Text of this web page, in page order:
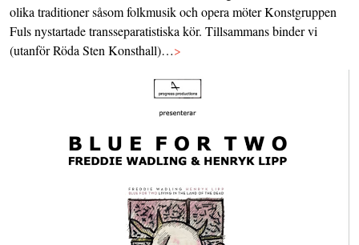
olika traditioner såsom folkmusik och opera möter Konstgruppen
Fuls nystartade transseparatistiska kör. Tillsammans binder vi
(utanför Röda Sten Konsthall)…>